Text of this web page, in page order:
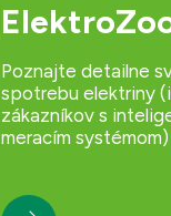
Poznajte detailne
spotrebu elektriny
zákazníkov s
meracím systémom)